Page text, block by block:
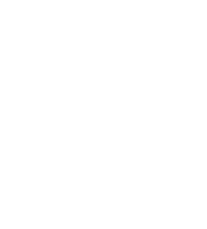
Web Sitenizin